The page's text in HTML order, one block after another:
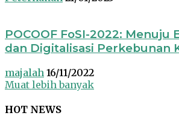
POCOOF FoSI-2022: Menuju
dan Digitalisasi Perkebunan
majalah 16/11/2022
Muat lebih banyak
HOT NEWS